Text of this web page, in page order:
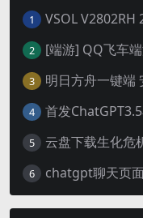
1
2
3 明日方舟一键端
4 首发
5
6 chatgpt聊天页